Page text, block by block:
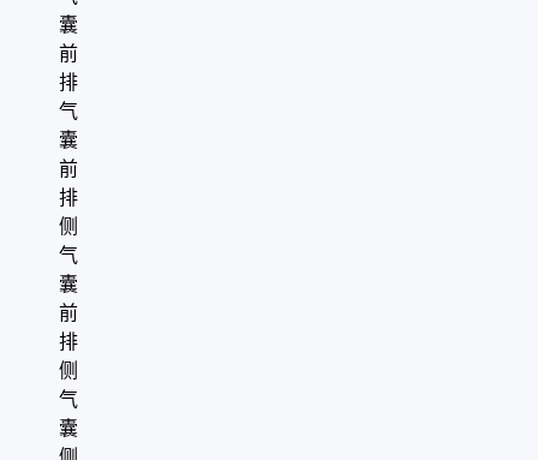
囊
前
排
气
囊
前
排
侧
气
囊
前
排
侧
气
囊